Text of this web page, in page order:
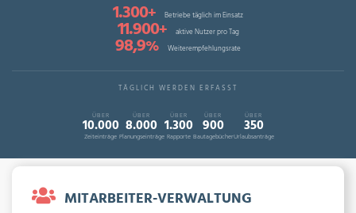
1.300+ Betriebe täglich im Einsatz
11.900+ aktive Nutzer pro Tag
98,9% Weiterempfehlungsrate
TÄGLICH WERDEN ERFASST
ÜBER
10.000
Zeiteinträge
ÜBER
8.000
Planungseinträge
ÜBER
1.300
Rapporte
ÜBER
900
Bautagebücher
ÜBER
350
Urlaubsanträge
MITARBEITER-VERWALTUNG